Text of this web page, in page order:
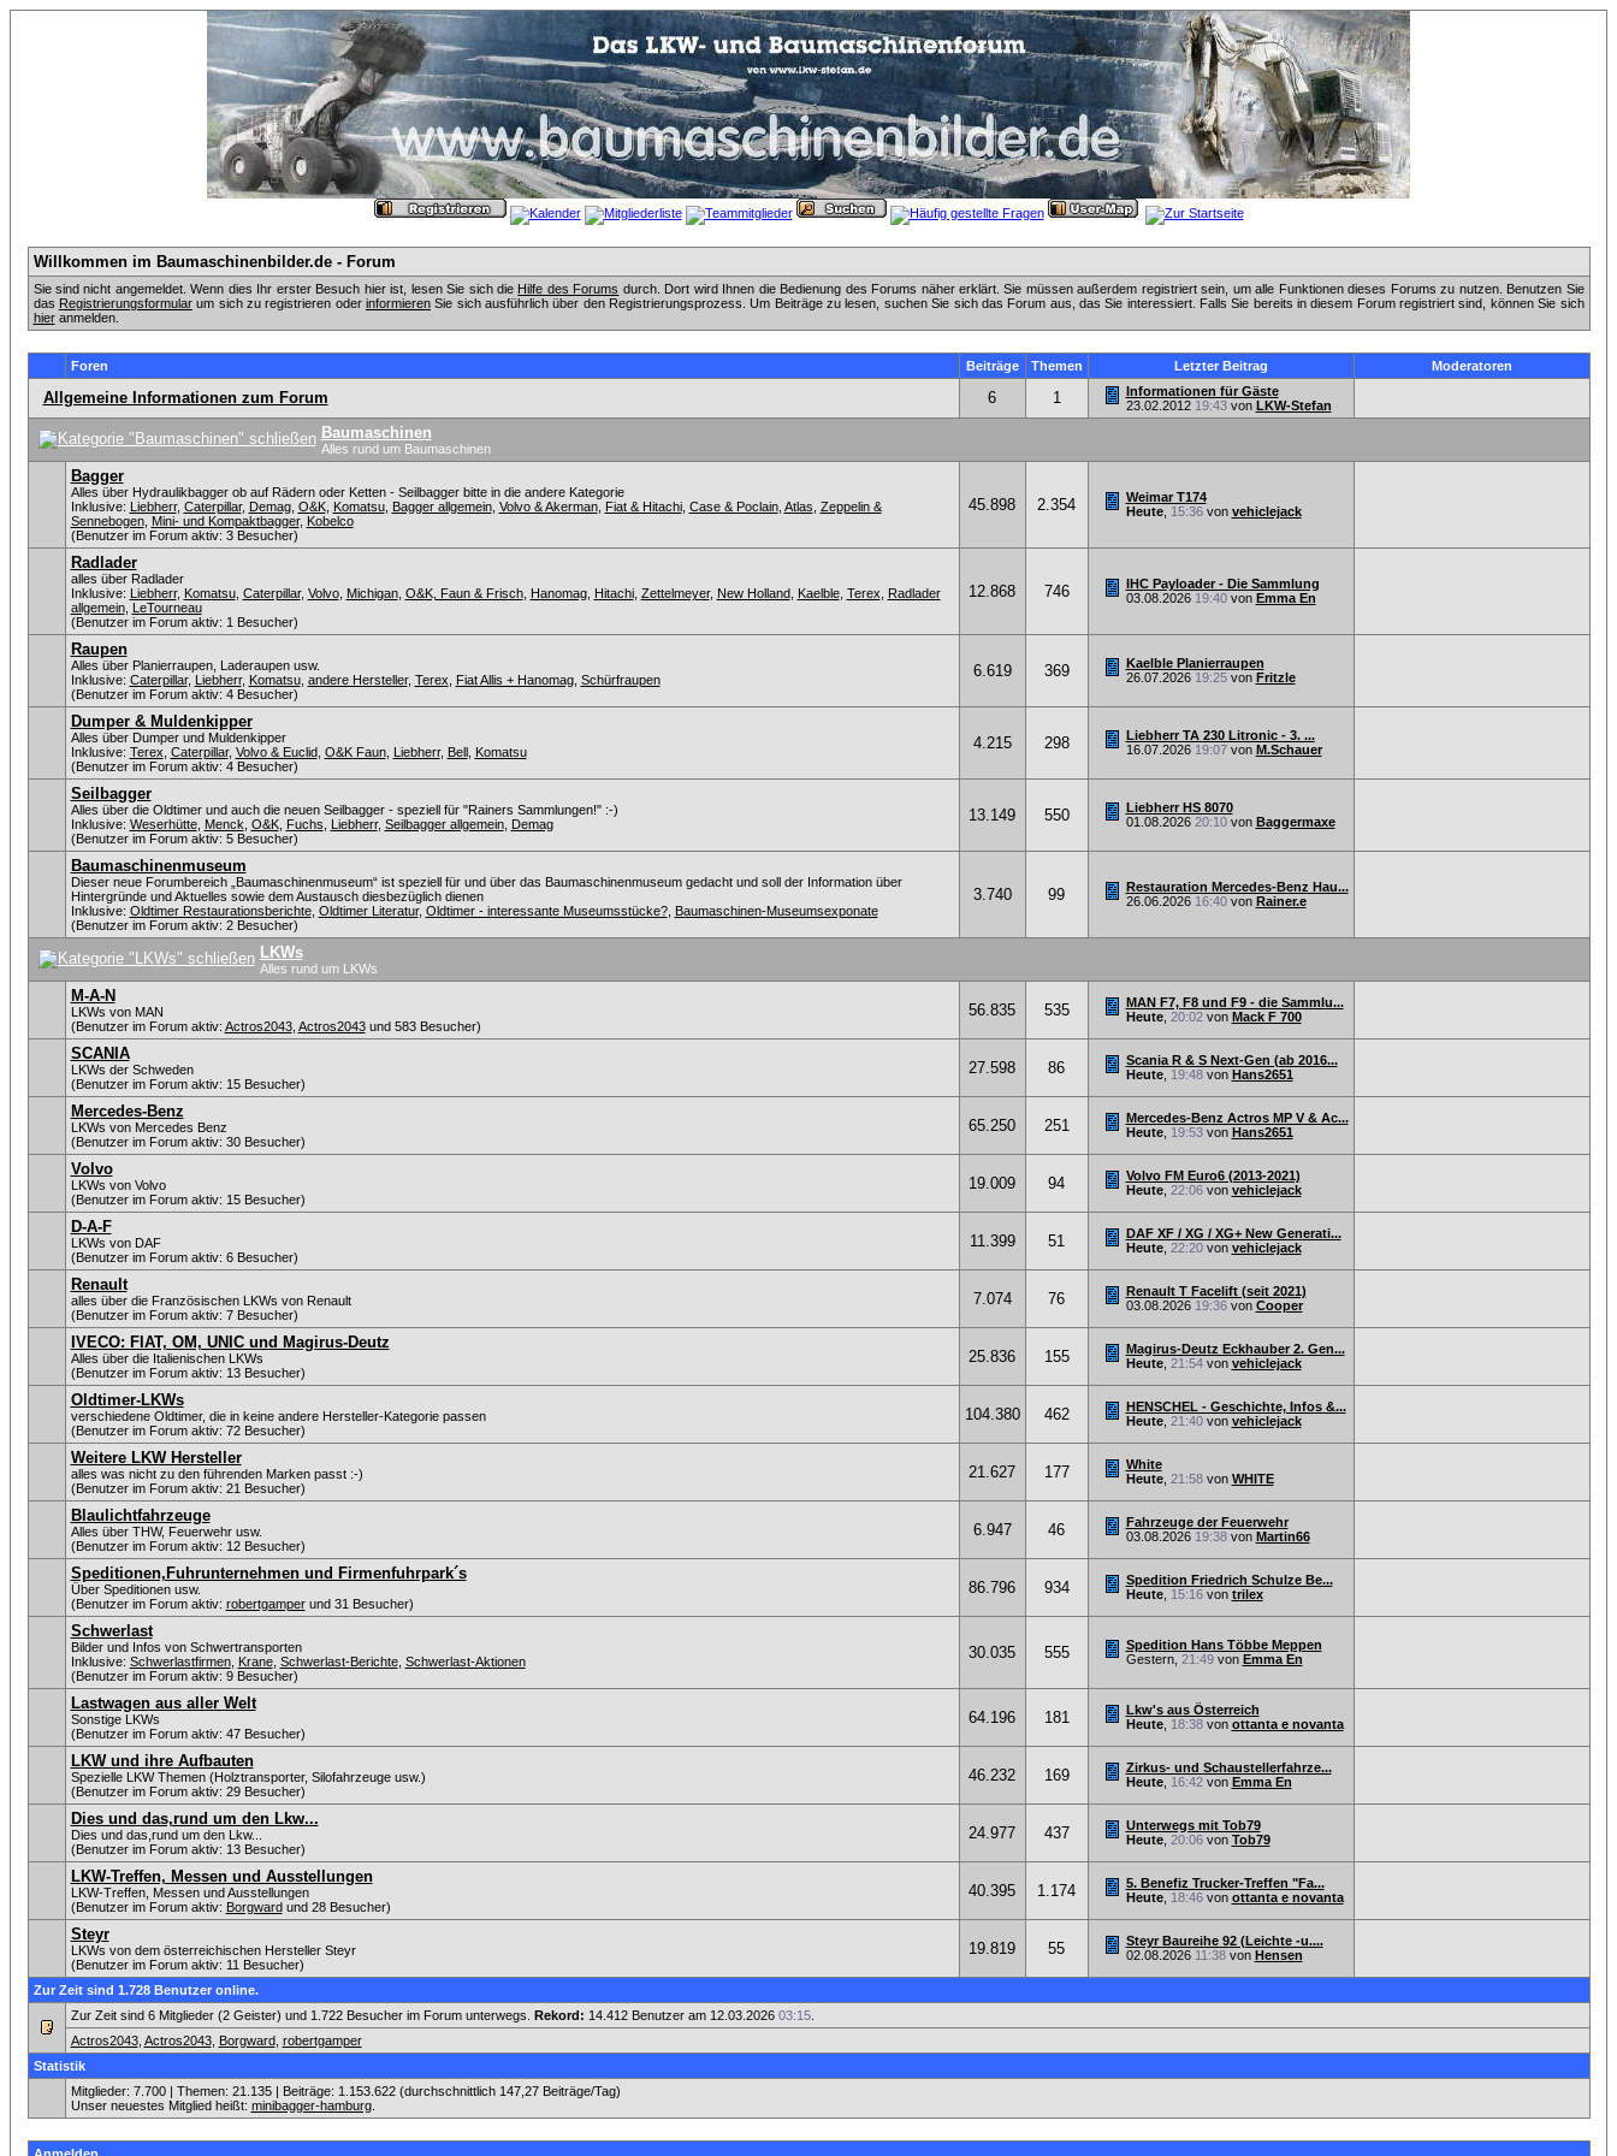
Willkommen im Baumaschinenbilder.de - Forum
Sie sind nicht angemeldet. Wenn dies Ihr erster Besuch hier ist, lesen Sie sich die Hilfe des Forums durch. Dort wird Ihnen die Bedienung des Forums näher erklärt. Sie müssen außerdem registriert sein, um alle Funktionen dieses Forums zu nutzen. Benutzen Sie
das Registrierungsformularum sich zu registrieren oder informierenSie sich ausführlich über den Registrierungsprozess. Um Beiträge zu lesen, suchen Sie sich das Forum aus, das Sie interessiert. Falls Sie bereits in diesem Forum registriert sind, können Sie sich
hieranmelden.
Foren Beiträge Themen Letzter Beitrag Moderatoren
Allgemeine Informationen zum Forum 6 1
Informationen für Gäste
23.02.2012 19:43von LKW-Stefan
Baumaschinen
Alles rund um Baumaschinen
Bagger
Alles über Hydraulikbagger ob auf Rädern oder Ketten - Seilbagger bitte in die andere Kategorie
Inklusive: Liebherr, Caterpillar, Demag, O&K, Komatsu, Bagger allgemein, Volvo & Akerman, Fiat & Hitachi, Case & Poclain, Atlas Zeppelin &
Sennebogen, Mini- und Kompaktbagger, Kobelco
(Benutzer im Forum aktiv: 3 Besucher)
45.898 2.354
Weimar T174
Heute, 15:36von vehiclejack
Radlader
alles über Radlader
Inklusive: Liebherr, Komatsu, Caterpillar, Volvo, Michigan, O&K, Faun & Frisch, Hanomag, Hitachi, Zettelmeyer, New Holland, Kaelble, Terex
Radlader
allgemein, LeTourneau
(Benutzer im Forum aktiv: 1 Besucher)
12.868 746
IHC Payloader - Die Sammlung
03.08.2026 19:40von Emma En
Raupen
Alles über Planierraupen, Laderaupen usw.
Inklusive: Caterpillar, Liebherr, Komatsu, andere Hersteller, Terex Fiat Allis + Hanomag, Schürfraupen
(Benutzer im Forum aktiv: 4 Besucher)
6.619 369
Kaelble Planierraupen
26.07.2026 19:25von Fritzle
Dumper & Muldenkipper
Alles über Dumper und Muldenkipper
Inklusive: Terex Caterpillar, Volvo & Euclid, O&K Faun, Liebherr, Bell, Komatsu
(Benutzer im Forum aktiv: 4 Besucher)
4.215 298
Liebherr TA 230 Litronic - 3. ...
16.07.2026 19:07von M.Schauer
Seilbagger
Alles über die Oldtimer und auch die neuen Seilbagger - speziell für "Rainers Sammlungen!" :-)
Inklusive: Weserhütte, Menck O&K, Fuchs Liebherr, Seilbagger allgemein, Demag
(Benutzer im Forum aktiv: 5 Besucher)
13.149 550
Liebherr HS 8070
01.08.2026 20:10von Baggermaxe
Baumaschinenmuseum
Dieser neue Forumbereich „Baumaschinenmuseum“ ist speziell für und über das Baumaschinenmuseum gedacht und soll der Information über
Hintergründe und Aktuelles sowie dem Austausch diesbezüglich dienen
Inklusive: Oldtimer Restaurationsberichte, Oldtimer Literatur, Oldtimer - interessante Museumsstücke?, Baumaschinen-Museumsexponate
(Benutzer im Forum aktiv: 2 Besucher)
3.740 99
Restauration Mercedes-Benz Hau...
26.06.2026 16:40von Rainer.e
LKWs
Alles rund um LKWs
M-A-N
LKWs von MAN
(Benutzer im Forum aktiv: Actros2043, Actros2043und 583 Besucher)
56.835 535
MAN F7, F8 und F9 - die Sammlu...
Heute, 20:02von Mack F 700
SCANIA
LKWs der Schweden
(Benutzer im Forum aktiv: 15 Besucher)
27.598 86
Scania R & S Next-Gen (ab 2016...
Heute, 19:48von Hans2651
Mercedes-Benz
LKWs von Mercedes Benz
(Benutzer im Forum aktiv: 30 Besucher)
65.250 251
Mercedes-Benz Actros MP V & Ac...
Heute, 19:53von Hans2651
Volvo
LKWs von Volvo
(Benutzer im Forum aktiv: 15 Besucher)
19.009 94
Volvo FM Euro6 (2013-2021)
Heute, 22:06von vehiclejack
D-A-F
LKWs von DAF
(Benutzer im Forum aktiv: 6 Besucher)
11.399 51
DAF XF / XG / XG+ New Generati...
Heute, 22:20von vehiclejack
Renault
alles über die Französischen LKWs von Renault
(Benutzer im Forum aktiv: 7 Besucher)
7.074 76
Renault T Facelift (seit 2021)
03.08.2026 19:36von Cooper
IVECO: FIAT, OM, UNIC und Magirus-Deutz
Alles über die Italienischen LKWs
(Benutzer im Forum aktiv: 13 Besucher)
25.836 155
Magirus-Deutz Eckhauber 2. Gen...
Heute, 21:54von vehiclejack
Oldtimer-LKWs
verschiedene Oldtimer, die in keine andere Hersteller-Kategorie passen
(Benutzer im Forum aktiv: 72 Besucher)
104.380 462
HENSCHEL - Geschichte, Infos &...
Heute, 21:40von vehiclejack
Weitere LKW Hersteller
alles was nicht zu den führenden Marken passt :-)
(Benutzer im Forum aktiv: 21 Besucher)
21.627 177
White
Heute, 21:58von WHITE
Blaulichtfahrzeuge
Alles über THW, Feuerwehr usw.
(Benutzer im Forum aktiv: 12 Besucher)
6.947 46
Fahrzeuge der Feuerwehr
03.08.2026 19:38von Martin66
Speditionen,Fuhrunternehmen und Firmenfuhrpark´s
Über Speditionen usw.
(Benutzer im Forum aktiv: robertgamperund 31 Besucher)
86.796 934
Spedition Friedrich Schulze Be...
Heute, 15:16von trilex
Schwerlast
Bilder und Infos von Schwertransporten
Inklusive: Schwerlastfirmen, Krane, Schwerlast-Berichte, Schwerlast-Aktionen
(Benutzer im Forum aktiv: 9 Besucher)
30.035 555
Spedition Hans Többe Meppen
Gestern, 21:49von Emma En
Lastwagen aus aller Welt
Sonstige LKWs
(Benutzer im Forum aktiv: 47 Besucher)
64.196 181
Lkw's aus Österreich
Heute, 18:38von ottanta e novanta
LKW und ihre Aufbauten
Spezielle LKW Themen (Holztransporter, Silofahrzeuge usw.)
(Benutzer im Forum aktiv: 29 Besucher)
46.232 169
Zirkus- und Schaustellerfahrze...
Heute, 16:42von Emma En
Dies und das,rund um den Lkw...
Dies und das,rund um den Lkw...
(Benutzer im Forum aktiv: 13 Besucher)
24.977 437
Unterwegs mit Tob79
Heute, 20:06von Tob79
LKW-Treffen, Messen und Ausstellungen
LKW-Treffen, Messen und Ausstellungen
(Benutzer im Forum aktiv: Borgwardund 28 Besucher)
40.395 1.174
5. Benefiz Trucker-Treffen "Fa...
Heute, 18:46von ottanta e novanta
Steyr
LKWs von dem österreichischen Hersteller Steyr
(Benutzer im Forum aktiv: 11 Besucher)
19.819 55
Steyr Baureihe 92 (Leichte -u....
02.08.2026 11:38von Hensen
Zur Zeit sind 1.728 Benutzer online.
Zur Zeit sind 6 Mitglieder (2 Geister) und 1.722 Besucher im Forum unterwegs. Rekord: 14.412 Benutzer am 12.03.2026 03:15.
Actros2043, Actros2043, Borgward, robertgamper
Statistik
Mitglieder: 7.700 | Themen: 21.135 | Beiträge: 1.153.622 (durchschnittlich 147,27 Beiträge/Tag)
Unser neuestes Mitglied heißt: minibagger-hamburg.